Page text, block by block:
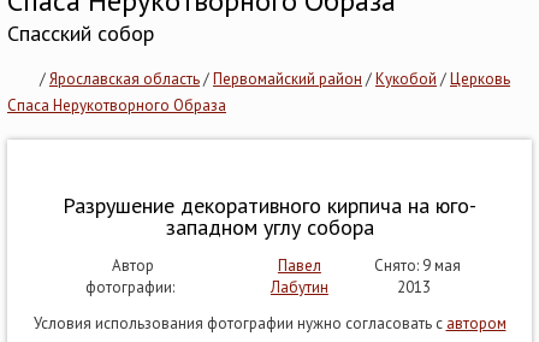
Спасский собор
/Ярославская область/Первомайский район /Кукобой /Церковь
Спаса Нерукотворного Образа
Разрушение декоративного кирпича на юго-
западном углу собора
Автор
фотографии:
Павел
Лабутин
Снято: 9 мая
2013
Условия использования фотографии нужно согласовать с автором